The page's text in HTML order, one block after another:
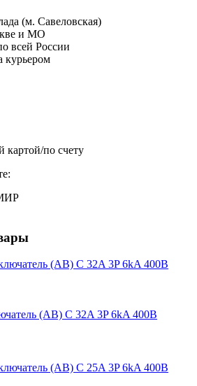
(м. Савеловская)
и МО
всей России
курьером
картой/по счету
(АВ) C 32A 3P 6kA 400В